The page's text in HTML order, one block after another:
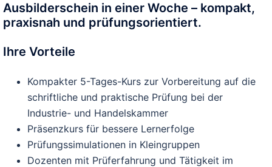
Ausbilderschein in einer Woche – kompakt,
praxisnah und prüfungsorientiert.
Ihre Vorteile
Kompakter 5-Tages-Kurs zur Vorbereitung auf die
schriftliche und praktische Prüfung bei der
Industrie- und Handelskammer
Präsenzkurs für bessere Lernerfolge
Prüfungssimulationen in Kleingruppen
Dozenten mit Prüferfahrung und Tätigkeit im